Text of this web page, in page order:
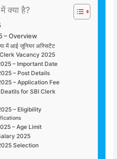
क्या है?
– Overview
में आई जूनियर अस्सिटेंट
Clerk Vacancy 2025
– Important Date
– Post Details
– Application Fee
for SBI Clerk
– Eligibility
– Age Limit
2025
Selection